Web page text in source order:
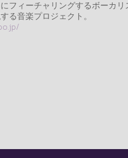
フィーチャリングするボーカリ
る音楽プロジェクト。